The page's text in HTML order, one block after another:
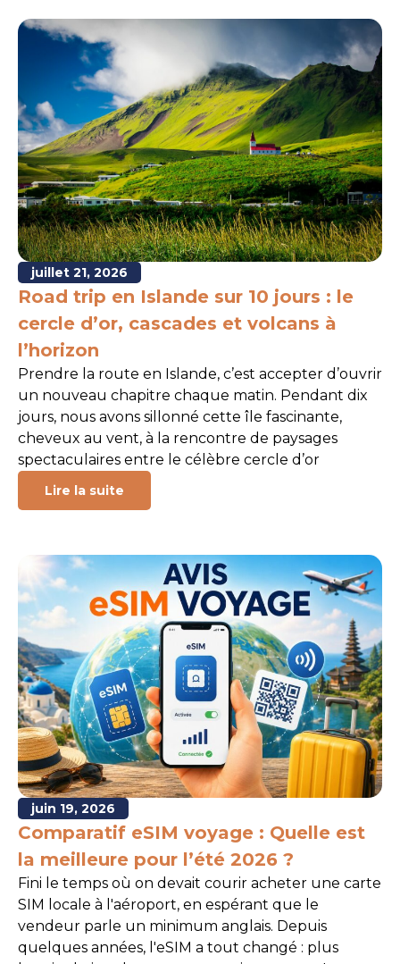
juillet 21, 2026
Road trip en Islande sur 10 jours : le
cercle d’or, cascades et volcans à
l’horizon
Prendre la route en Islande, c’est accepter d’ouvrir
un nouveau chapitre chaque matin. Pendant dix
jours, nous avons sillonné cette île fascinante,
cheveux au vent, à la rencontre de paysages
spectaculaires entre le célèbre cercle d’or
Lire la suite
juin 19, 2026
Comparatif eSIM voyage : Quelle est
la meilleure pour l’été 2026 ?
Fini le temps où on devait courir acheter une carte
SIM locale à l'aéroport, en espérant que le
vendeur parle un minimum anglais. Depuis
quelques années, l'eSIM a tout changé : plus